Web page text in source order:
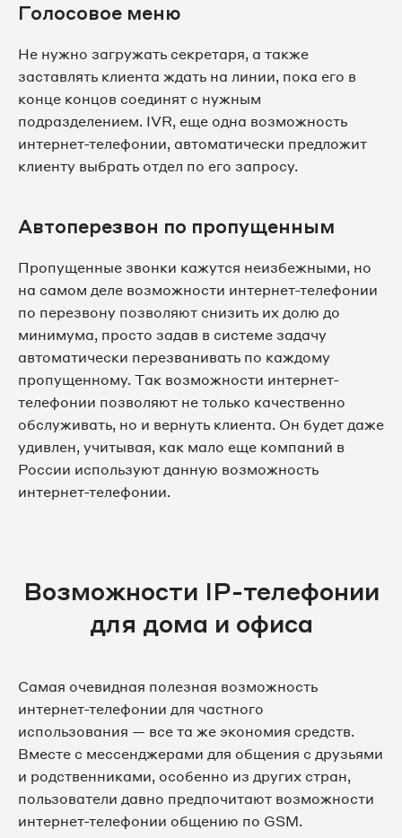
Голосовое меню
Не нужно загружать секретаря, а также
заставлять клиента ждать на линии, пока его в
конце концов соединят с нужным
подразделением. IVR, еще одна возможность
интернет-телефонии, автоматически предложит
клиенту выбрать отдел по его запросу.
Автоперезвон по пропущенным
Пропущенные звонки кажутся неизбежными, но
на самом деле возможности интернет-телефонии
по перезвону позволяют снизить их долю до
минимума, просто задав в системе задачу
автоматически перезванивать по каждому
пропущенному. Так возможности интернет-
телефонии позволяют не только качественно
обслуживать, но и вернуть клиента. Он будет даже
удивлен, учитывая, как мало еще компаний в
России используют данную возможность
интернет-телефонии.
Возможности IP-телефонии
для дома и офиса
Самая очевидная полезная возможность
интернет-телефонии для частного
использования — все та же экономия средств.
Вместе с мессенджерами для общения с друзьями
и родственниками, особенно из других стран,
пользователи давно предпочитают возможности
интернет-телефонии общению по GSM.